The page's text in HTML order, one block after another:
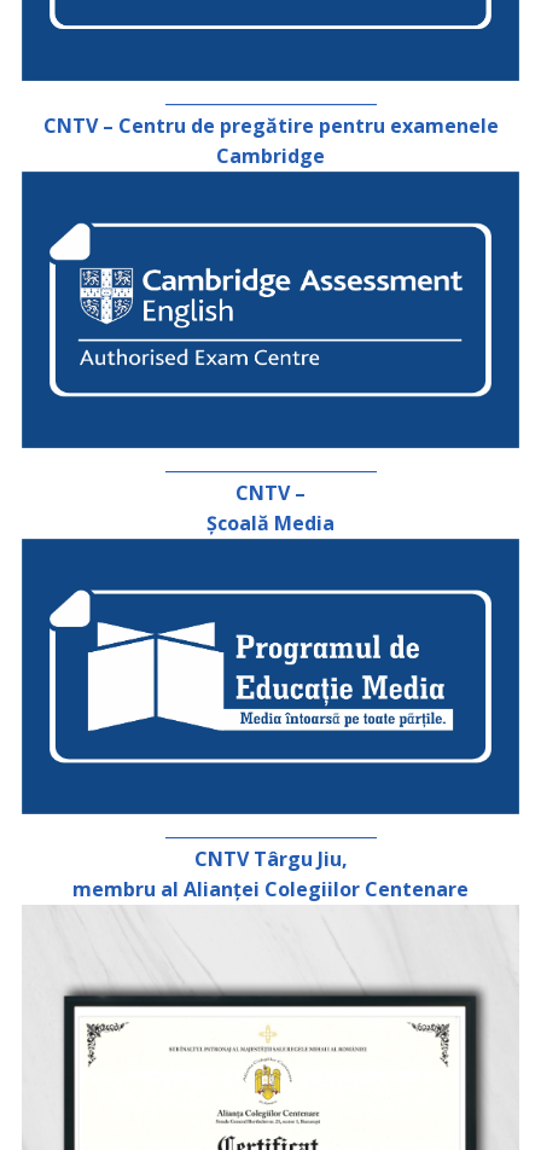
CNTV – Centru de pregătire pentru examenele
Cambridge
CNTV –
Școală Media
CNTV Târgu Jiu,
membru al Alianței Colegiilor Centenare